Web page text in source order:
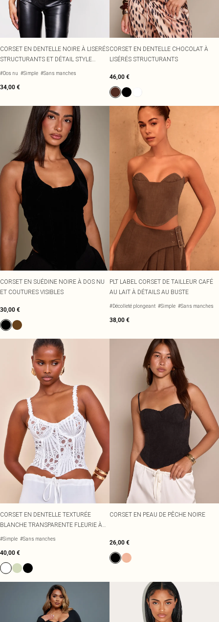
CORSET EN DENTELLE NOIRE À LISERÉS
STRUCTURANTS ET DÉTAIL STYLE
COLLIER
#Dos nu #Simple #Sans manches
34,00 €
CORSET EN DENTELLE CHOCOLAT À
LISÉRÉS STRUCTURANTS
46,00 €
CORSET EN SUÉDINE NOIRE À DOS NU
ET COUTURES VISIBLES
30,00 €
PLT LABEL CORSET DE TAILLEUR CAFÉ
AU LAIT À DÉTAILS AU BUSTE
#Décolleté plongeant #Simple #Sans manches
38,00 €
CORSET EN DENTELLE TEXTURÉE
BLANCHE TRANSPARENTE FLEURIE À
BRETELLES FINES
#Simple #Sans manches
40,00 €
CORSET EN PEAU DE PÊCHE NOIRE
26,00 €